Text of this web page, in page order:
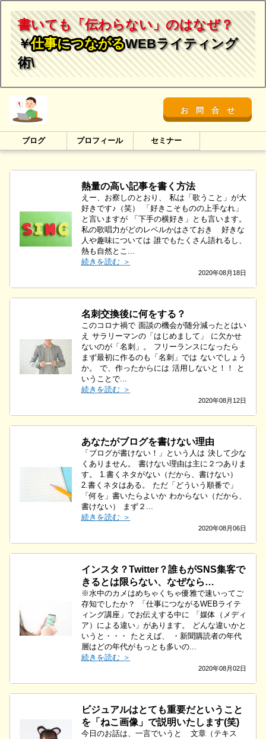
書いても「伝わらない」のはなぜ？
￥仕事につながるWEBライティング
術\
お 問 合 せ
ブログ プロフィール セミナー
熱量の高い記事を書く方法
えー、お察しのとおり、 私は「歌うこと」が大
好きです♪（笑） 「好きこそものの上手なれ」
と言いますが 「下手の横好き」とも言います。
私の歌唱力がどのレベルかはさておき 好きな
人や趣味については 誰でもたくさん語れるし、
熱も自然とこ...
続きを読む ＞
2020年08月18日
名刺交換後に何をする？
このコロナ禍で 面談の機会が随分減ったとはい
え サラリーマンの「はじめまして」 に欠かせ
ないのが「名刺」。 フリーランスになったら
まず最初に作るのも「名刺」では ないでしょう
か。 で、作ったからには 活用しないと！！ と
いうことで...
続きを読む ＞
2020年08月12日
あなたがブログを書けない理由
「ブログが書けない！」という人は 決して少な
くありません。 書けない理由は主に２つありま
す。 1.書くネタがない（だから、書けない）
2.書くネタはある。 ただ「どういう順番で」
「何を」書いたらよいか わからない（だから、
書けない） まず２...
続きを読む ＞
2020年08月06日
インスタ？Twitter？誰もがSNS集客で
きるとは限らない、なぜなら…
※水中のカメはめちゃくちゃ優雅で速いってご
存知でしたか？ 「仕事につながるWEBライテ
ィング講座」でお伝えする中に 「媒体（メディ
ア）による違い」があります。 どんな違いかと
いうと・・・ たとえば、 ・新聞購読者の年代
層はどの年代がもっとも多いの...
続きを読む ＞
2020年08月02日
ビジュアルはとても重要だということ
を「ねこ画像」で説明いたします(笑)
今日のお話は、一言でいうと 文章（テキス